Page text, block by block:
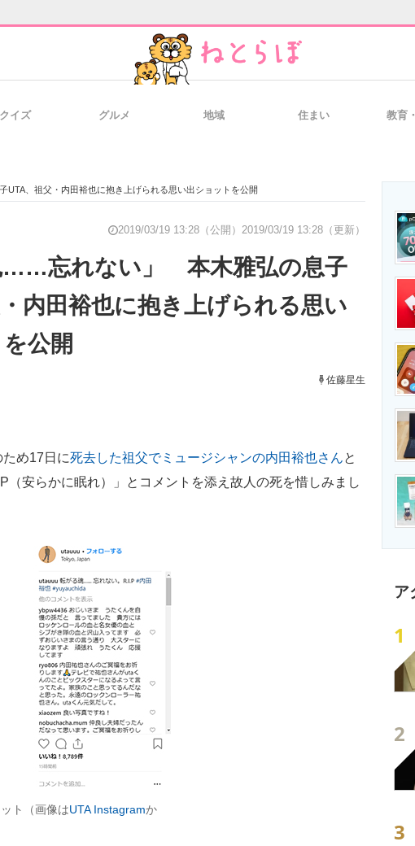
経営リーダーのコミ
けIT製品の総合サイト IT製品の技術・比較・事例 製造業のIT導入・活
エネルギーの専門
クイズ グルメ 地域 住まい 教育
、祖父・内田裕也に抱き上げられる思い出ショットを公開
2019/03/19 13:28（公開） 2019/03/19 13:28（更新）
……忘れない」 本木雅弘の息子
内田裕也に抱き上げられる思い
公開
佐藤星生
め17日に死去した祖父でミュージシャンの内田裕也さんと
（安らかに眠れ）」とコメントを添え故人の死を惜しみまし
ト（画像はUTA Instagramか
ア
1
2
3